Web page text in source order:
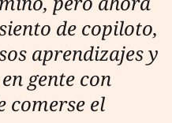
de copiloto,
aprendizajes y
gente con
comerse el